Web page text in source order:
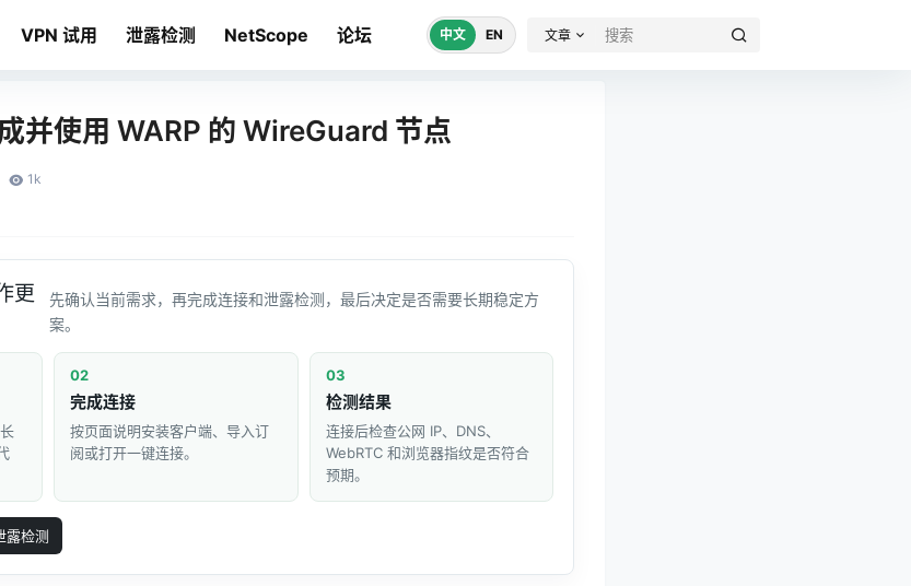
VPN 试用 泄露检测 NetScope 论坛 中文 EN 文章
并使用 WARP 的 WireGuard 节点
1k
更
先确认当前需求，再完成连接和泄露检测，最后决定是否需要长期稳定方
案。
02
完成连接
按页面说明安装客户端、导入订
阅或打开一键连接。
03
检测结果
连接后检查公网 IP、DNS、
WebRTC 和浏览器指纹是否符合
预期。
露检测